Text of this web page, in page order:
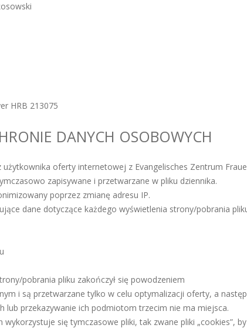
HRB 213075
DANYCH OSOBOWYCH
oferty internetowej z Evangelisches Zentrum
zapisywane i przetwarzane w pliku dziennika.
poprzez zmianę adresu IP.
dane dotyczące każdego wyświetlenia strony/pobrania
pobrania pliku zakończył się powodzeniem
i są przetwarzane tylko w celu optymalizacji oferty, a
lub przekazywanie ich podmiotom trzecim nie ma miejsca.
się tymczasowe pliki, tak zwane pliki „cookies”,